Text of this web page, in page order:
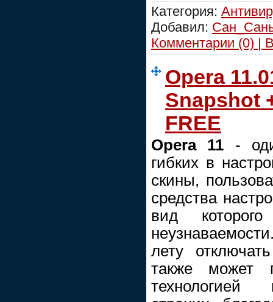
Категория:
Добавил:
Комментарии (0) |
Opera
Snapshot
FREE
Opera 11 -
гибких в
скины,
средства
вид
лету
также может
технологией